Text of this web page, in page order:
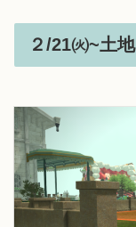
２/21㈫~土